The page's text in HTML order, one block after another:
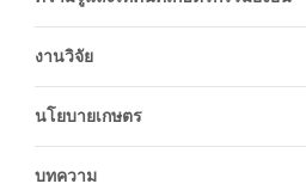
งานวิจัย
นโยบายเกษตร
บทความ